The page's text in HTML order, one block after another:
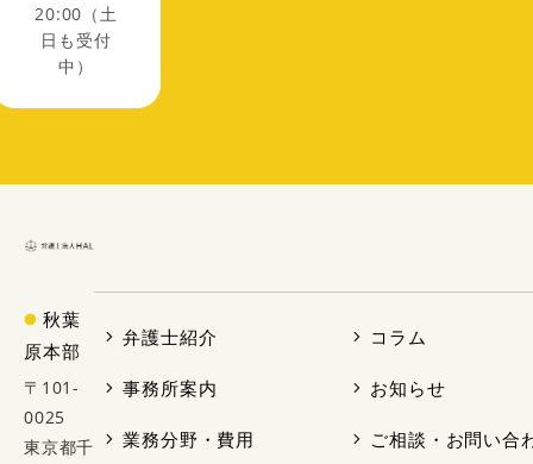
20:00（土
日も受付
中）
秋葉
原本部
〒101-
0025
東京都千
弁護士紹介
事務所案内
業務分野・費用
コラム
お知らせ
ご相談・お問い合